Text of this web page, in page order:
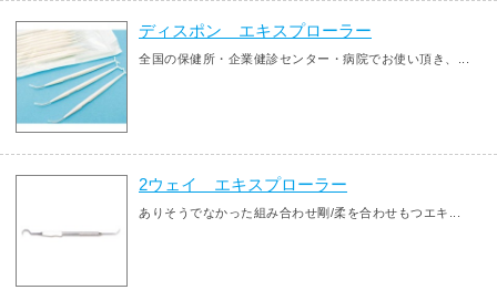
ディスポン エキスプローラー
全国の保健所・企業健診センター・病院でお使い頂き、...
2ウェイ エキスプローラー
ありそうでなかった組み合わせ剛/柔を合わせもつエキ...